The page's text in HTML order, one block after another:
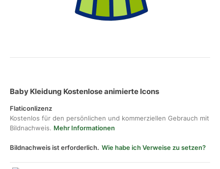
Baby Kleidung Kostenlose animierte Icons
Flaticonlizenz
Kostenlos für den persönlichen und kommerziellen Gebrauch mit
Bildnachweis. Mehr Informationen
Bildnachweis ist erforderlich. Wie habe ich Verweise zu setzen?